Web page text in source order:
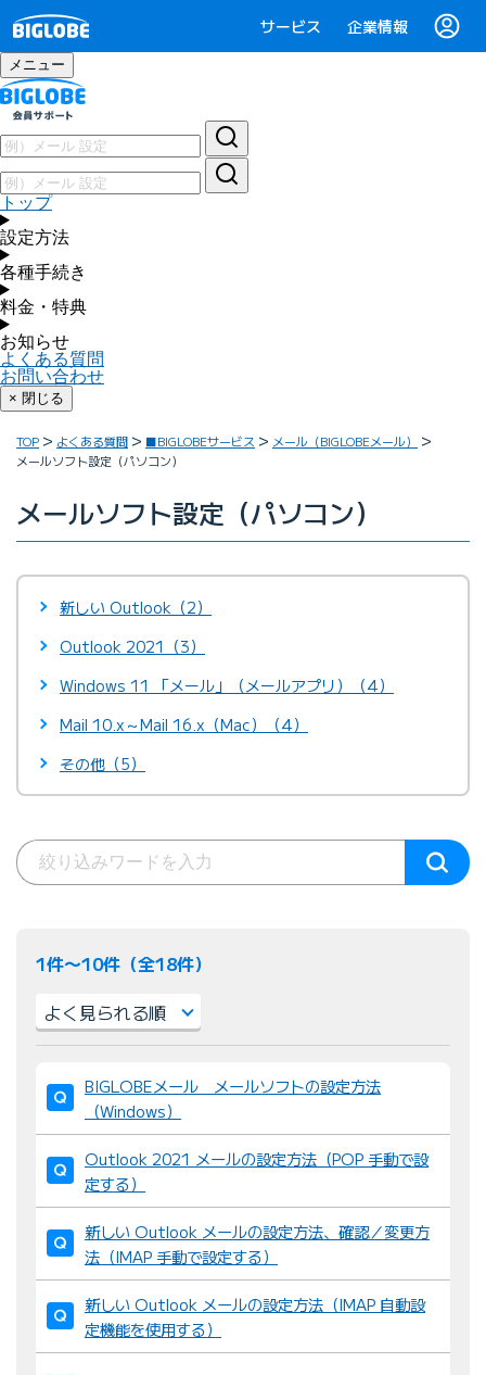
サービス 企業情報
メニュー
トップ
設定方法
各種手続き
料金・特典
お知らせ
よくある質問
お問い合わせ
× 閉じる
TOP よくある質問 ■BIGLOBEサービス
メール（BIGLOBEメール）
メールソフト設定（パソコン）
メールソフト設定（パソコン）
新しい Outlook（2）
Outlook 2021（3）
Windows 11 「メール」（メールアプリ）（4）
Mail 10.x～Mail 16.x（Mac）（4）
その他（5）
1件〜10件（全18件）
び
替
え
：
BIGLOBEメール メールソフトの設定方法
（Windows）
Outlook 2021 メールの設定方法（POP 手動で設
定する）
新しい Outlook メールの設定方法、確認／変更方
法（IMAP 手動で設定する）
新しい Outlook メールの設定方法（IMAP 自動設
定機能を使用する）